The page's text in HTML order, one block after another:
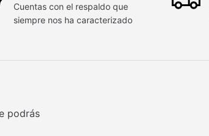
Cuentas con el respaldo que
siempre nos ha caracterizado
podrás